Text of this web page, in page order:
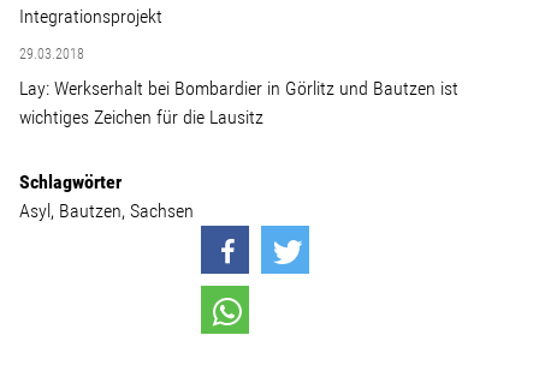
Über mich
Wohnopoly
Integrationsprojekt
29.03.2018
Lay: Werkserhalt bei Bombardier in Görlitz und Bautzen ist
wichtiges Zeichen für die Lausitz
Schlagwörter
Asyl Bautzen Sachsen